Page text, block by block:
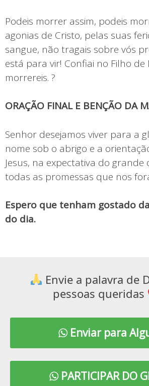
Podeis morrer assim, podeis
agonias de Cristo, pelas suas
sangue, não tragais sobre vós
está para vir! Confiai no Filho de
morrereis. ?
ORAÇÃO FINAL E BENÇÃO DA
Senhor desejamos viver para a
nome sob o abrigo e a
Jesus, na expectativa do
todas as promessas que nos
Espero que tenham gostado
do dia.
Envie a palavra de
pessoas queridas
Enviar para
PARTICIPAR DO